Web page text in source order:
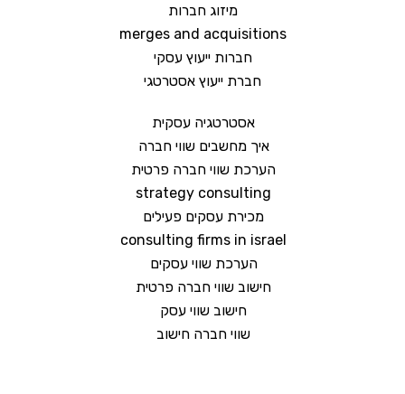
מיזוג חברות
merges and acquisitions
חברות ייעוץ עסקי
חברת ייעוץ אסטרטגי
אסטרטגיה עסקית
איך מחשבים שווי חברה
הערכת שווי חברה פרטית
strategy consulting
מכירת עסקים פעילים
consulting firms in israel
הערכת שווי עסקים
חישוב שווי חברה פרטית
חישוב שווי עסק
שווי חברה חישוב